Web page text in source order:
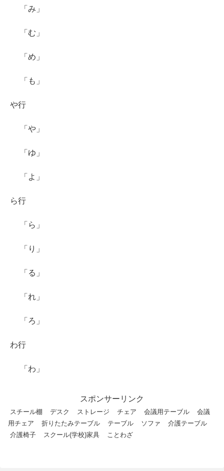
「み」
「む」
「め」
「も」
や行
「や」
「ゆ」
「よ」
ら行
「ら」
「り」
「る」
「れ」
「ろ」
わ行
「わ」
スポンサーリンク
スチール棚 デスク ストレージ チェア 会議用テーブル
会議
用チェア
折りたたみテーブル テーブル ソファ
介護テーブル
介護椅子
スクール(学校)家具 ことわざ